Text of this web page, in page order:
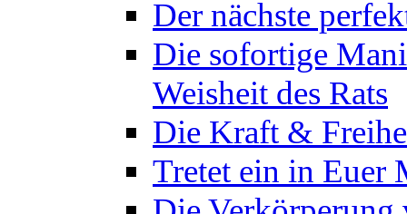
Der nächste
Die sofortige
Weisheit des Rats
Die Kraft &
Tretet ein in Euer